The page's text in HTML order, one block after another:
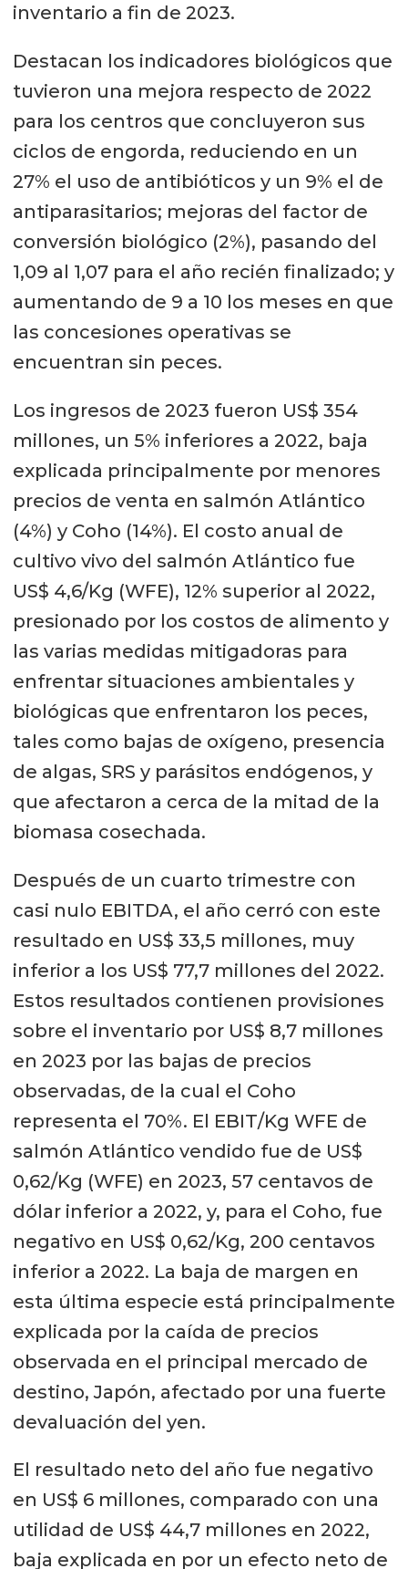
inventario a fin de 2023.
Destacan los indicadores biológicos que
tuvieron una mejora respecto de 2022
para los centros que concluyeron sus
ciclos de engorda, reduciendo en un
27% el uso de antibióticos y un 9% el de
antiparasitarios; mejoras del factor de
conversión biológico (2%), pasando del
1,09 al 1,07 para el año recién finalizado; y
aumentando de 9 a 10 los meses en que
las concesiones operativas se
encuentran sin peces.
Los ingresos de 2023 fueron US$ 354
millones, un 5% inferiores a 2022, baja
explicada principalmente por menores
precios de venta en salmón Atlántico
(4%) y Coho (14%). El costo anual de
cultivo vivo del salmón Atlántico fue
US$ 4,6/Kg (WFE), 12% superior al 2022,
presionado por los costos de alimento y
las varias medidas mitigadoras para
enfrentar situaciones ambientales y
biológicas que enfrentaron los peces,
tales como bajas de oxígeno, presencia
de algas, SRS y parásitos endógenos, y
que afectaron a cerca de la mitad de la
biomasa cosechada.
Después de un cuarto trimestre con
casi nulo EBITDA, el año cerró con este
resultado en US$ 33,5 millones, muy
inferior a los US$ 77,7 millones del 2022.
Estos resultados contienen provisiones
sobre el inventario por US$ 8,7 millones
en 2023 por las bajas de precios
observadas, de la cual el Coho
representa el 70%. El EBIT/Kg WFE de
salmón Atlántico vendido fue de US$
0,62/Kg (WFE) en 2023, 57 centavos de
dólar inferior a 2022, y, para el Coho, fue
negativo en US$ 0,62/Kg, 200 centavos
inferior a 2022. La baja de margen en
esta última especie está principalmente
explicada por la caída de precios
observada en el principal mercado de
destino, Japón, afectado por una fuerte
devaluación del yen.
El resultado neto del año fue negativo
en US$ 6 millones, comparado con una
utilidad de US$ 44,7 millones en 2022,
baja explicada en por un efecto neto de